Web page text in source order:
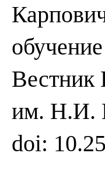
Вестник
им. Н.И.
doi: